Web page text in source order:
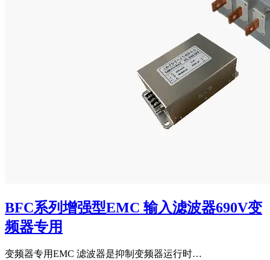
BFC系列增强型EMC 输入滤波器690V变
频器专用
变频器专用EMC 滤波器是抑制变频器运行时…